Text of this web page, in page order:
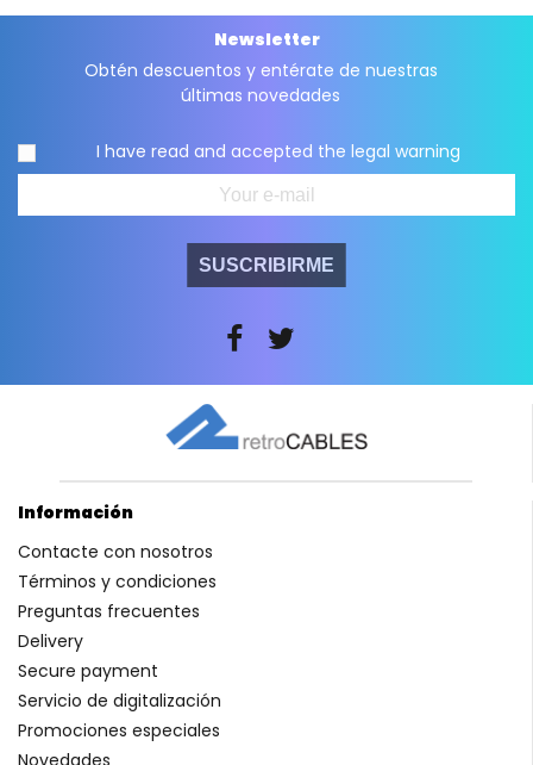
Newsletter
Obtén descuentos y entérate de nuestras
últimas novedades
I have read and accepted the legal warning
SUSCRIBIRME
Información
Contacte con nosotros
Términos y condiciones
Preguntas frecuentes
Delivery
Secure payment
Servicio de digitalización
Promociones especiales
Novedades